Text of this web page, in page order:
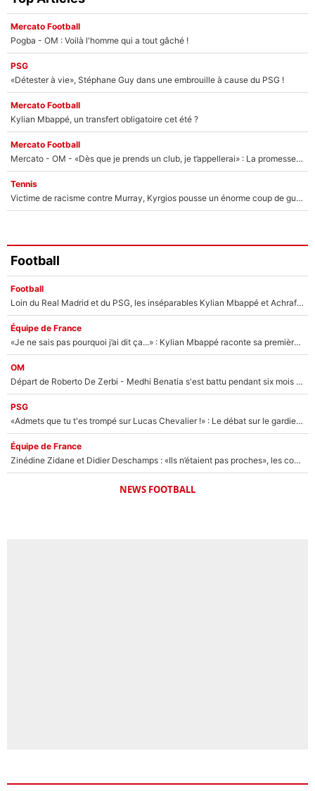
Mercato Football
Pogba - OM : Voilà l'homme qui a tout gâché !
PSG
«Détester à vie», Stéphane Guy dans une embrouille à cause du PSG !
Mercato Football
Kylian Mbappé, un transfert obligatoire cet été ?
Mercato Football
Mercato - OM - «Dès que je prends un club, je t’appellerai» : La promesse de Marcelino au moment de claquer la porte
Tennis
Victime de racisme contre Murray, Kyrgios pousse un énorme coup de gueule !
Football
Football
Loin du Real Madrid et du PSG, les inséparables Kylian Mbappé et Achraf Hakimi changent d'équipe le temps d'une journée !
Équipe de France
«Je ne sais pas pourquoi j’ai dit ça...» : Kylian Mbappé raconte sa première rencontre avec Zinédine Zidane (et c’est très drôle)
OM
Départ de Roberto De Zerbi - Medhi Benatia s'est battu pendant six mois pour le retenir à l'OM, le PSG a été le naufrage de trop : «Je pars avec toi»
PSG
«Admets que tu t'es trompé sur Lucas Chevalier !» : Le débat sur le gardien du PSG vire au clash à l'After Foot
Équipe de France
Zinédine Zidane et Didier Deschamps : «Ils n’étaient pas proches», les confidences d’un membre de l’équipe de France 1998 sur leur relation spéciale
NEWS FOOTBALL